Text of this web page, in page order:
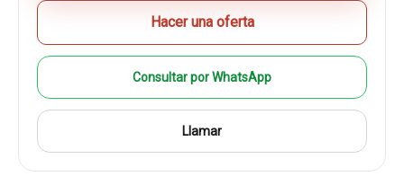
Hacer una oferta
Consultar por WhatsApp
Llamar